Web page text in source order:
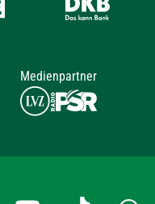
Medienpartner